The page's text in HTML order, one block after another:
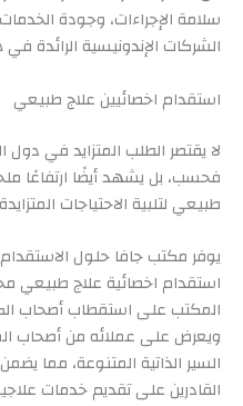
سلامة الإجراءات، وجودة
الشركات الإندونيسية الرائدة
استقدام اخصائيين علاج طبيعي
لا يقتصر الطلب المتزايد في
فحسب، بل يشهد أيضًا ارتفاعًا
طبيعي لتلبية الاحتياجات
يوفر مكتب جافا حلول
استقدام اخصائية علاج طبيعي
المكتب على استقطاب أصحاب
ويعرض على عملائه من أصحاب
السير الذاتية المتنوعة، مما
القادرين على تقديم خدمات